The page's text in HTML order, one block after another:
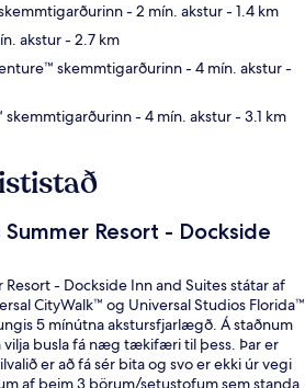
- 2 mín. akstur- 1.4 km
akstur- 2.7 km
skemmtigarðurinn- 4 mín. akstur-
skemmtigarðurinn- 4 mín. akstur- 3.1 km
Summer Resort - Dockside
Resort - Dockside Inn and Suites státar af
CityWalk™ og Universal Studios Florida™
5 mínútna akstursfjarlægð. Á staðnum
vilja busla fá næg tækifæri til þess. Þar er
er að fá sér bita og svo er ekki úr vegi
af þeim 3 börum/setustofum sem standa